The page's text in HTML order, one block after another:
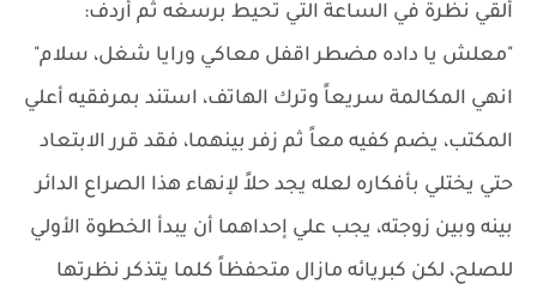
ألقي نظرة في الساعة التي تحيط برسغه ثم أردف:
"معلش يا داده مضطر اقفل معاكي ورايا شغل، سلام"
انهي المكالمة سريعاً وترك الهاتف، استند بمرفقيه أعلي
المكتب، يضم كفيه معاً ثم زفر بينهما، فقد قرر الابتعاد
حتي يختلي بأفكاره لعله يجد حلاً لإنهاء هذا الصراع الدائر
بينه وبين زوجته، يجب علي إحداهما أن يبدأ الخطوة الأولي
للصلح، لكن كبريائه مازال متحفظاً كلما يتذكر نظرتها